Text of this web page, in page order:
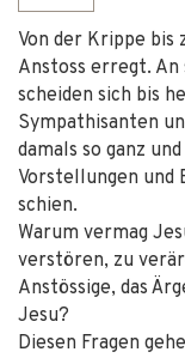
Von der Krippe bis
Anstoss erregt.
scheiden sich bis
Sympathisanten
damals so ganz
Vorstellungen und
schien.
Warum vermag
verstören, zu
Anstössige, das
Jesu?
Diesen Fragen